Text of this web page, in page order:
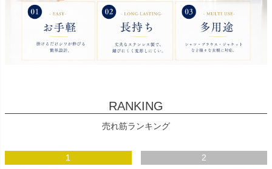
RANKING
売れ筋ランキング
1 2